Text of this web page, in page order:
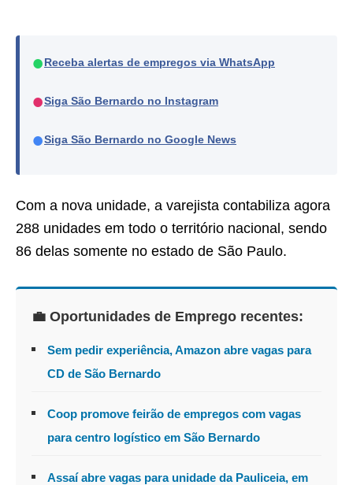
● Receba alertas de empregos via WhatsApp
●Siga São Bernardo no Instagram
●Siga São Bernardo no Google News
Com a nova unidade, a varejista contabiliza agora
288 unidades em todo o território nacional, sendo
86 delas somente no estado de São Paulo.
💼 Oportunidades de Emprego recentes:
Sem pedir experiência, Amazon abre vagas para
CD de São Bernardo
Coop promove feirão de empregos com vagas
para centro logístico em São Bernardo
Assaí abre vagas para unidade da Pauliceia, em